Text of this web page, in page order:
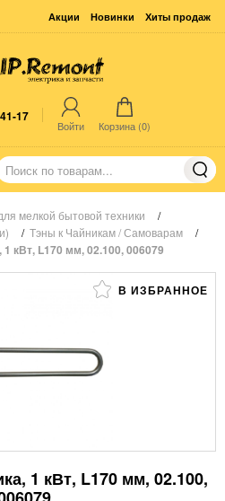
Акции Новинки Хиты продаж
17
Войти Корзина (0)
мелкой бытовой техники
/
/ Тэны к Чайникам / Самоварам /
кВт, L170 мм, 02.100, 006079
В ИЗБРАННОЕ
1 кВт, L170 мм, 02.100,